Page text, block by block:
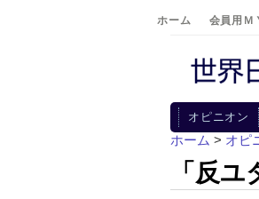
ホーム 会員用Ｍ
オピニオン
ホーム > オピ
「反